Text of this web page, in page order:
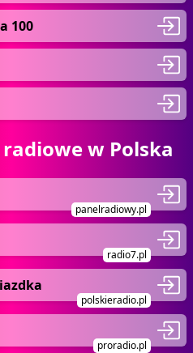
100
w Polska
panelradiowy.pl
radio7.pl
polskieradio.pl
proradio.pl